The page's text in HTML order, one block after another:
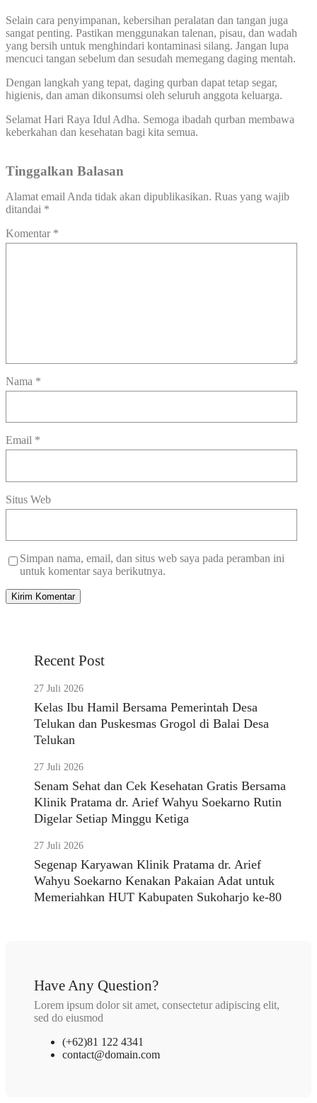
Selain cara penyimpanan, kebersihan peralatan dan tangan juga
sangat penting. Pastikan menggunakan talenan, pisau, dan wadah
yang bersih untuk menghindari kontaminasi silang. Jangan lupa
mencuci tangan sebelum dan sesudah memegang daging mentah.
Dengan langkah yang tepat, daging qurban dapat tetap segar,
higienis, dan aman dikonsumsi oleh seluruh anggota keluarga.
Selamat Hari Raya Idul Adha. Semoga ibadah qurban membawa
keberkahan dan kesehatan bagi kita semua.
Tinggalkan Balasan
Alamat email Anda tidak akan dipublikasikan. Ruas yang wajib
ditandai *
Komentar *
Nama *
Email *
Situs Web
Simpan nama, email, dan situs web saya pada peramban ini
untuk komentar saya berikutnya.
Recent Post
27 Juli 2026
Kelas Ibu Hamil Bersama Pemerintah Desa
Telukan dan Puskesmas Grogol di Balai Desa
Telukan
27 Juli 2026
Senam Sehat dan Cek Kesehatan Gratis Bersama
Klinik Pratama dr. Arief Wahyu Soekarno Rutin
Digelar Setiap Minggu Ketiga
27 Juli 2026
Segenap Karyawan Klinik Pratama dr. Arief
Wahyu Soekarno Kenakan Pakaian Adat untuk
Memeriahkan HUT Kabupaten Sukoharjo ke-80
Have Any Question?
Lorem ipsum dolor sit amet, consectetur adipiscing elit,
sed do eiusmod
(+62)81 122 4341
contact@domain.com